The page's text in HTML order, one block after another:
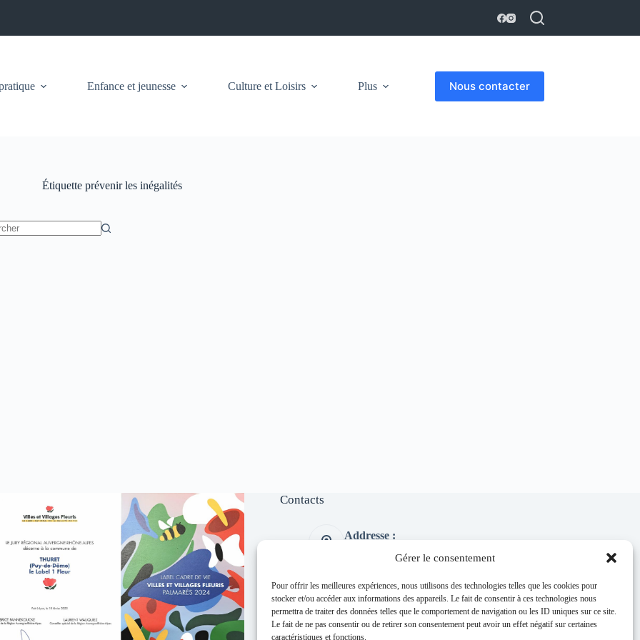
Gérer le consentement
Pour offrir les meilleures expériences, nous utilisons des technologies telles que les cookies pour
stocker et/ou accéder aux informations des appareils. Le fait de consentir à ces technologies nous
permettra de traiter des données telles que le comportement de navigation ou les ID uniques sur ce site.
Le fait de ne pas consentir ou de retirer son consentement peut avoir un effet négatif sur certaines
caractéristiques et fonctions.
Enfance et jeunesse Culture et Loisirs Plus Nous contacter
Étiquetteprévenir les inégalités
Contacts
Addresse :
04 73 97 91 58
E-mail :
mairie@thuret.fr
Permanences :